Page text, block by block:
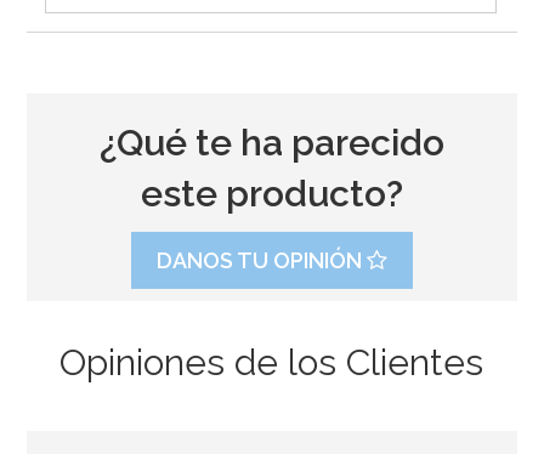
¿Qué te ha parecido
este producto?
DANOS TU OPINIÓN
Opiniones de los Clientes